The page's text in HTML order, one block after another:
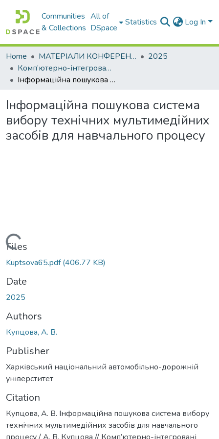
Communities
& Collections
All of
DSpace
Statistics Log In
Home МАТЕРІАЛИ КОНФЕРЕНЦІЙ
2025
Комп’ютерно-інтегровані технології автоматизації технологічних процесів на транспорті та у виробництві
Інформаційна пошукова система вибору технічних мультимедійних засобів для навчального процесу
Інформаційна пошукова система
вибору технічних мультимедійних
засобів для навчального процесу
Loading...
Files
Kuptsova65.pdf(406.77 KB)
Date
2025
Authors
Купцова, А. В.
Publisher
Харківський національний автомобільно-дорожній
універститет
Citation
Купцова, А. В. Інформаційна пошукова система вибору
технічних мультимедійних засобів для навчального